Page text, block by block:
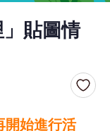
貼圖情
開始進行活